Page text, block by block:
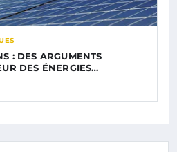
: DES ARGUMENTS
DES ÉNERGIES…